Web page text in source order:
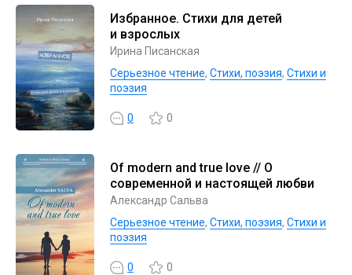
Избранное. Стихи для детей
и взрослых
Ирина Писанская
Серьезное чтение, Cтихи, поэзия, Стихи и
поэзия
0 0
Of modern and true love // О
современной и настоящей любви
Александр Сальва
Серьезное чтение, Cтихи, поэзия, Стихи и
поэзия
0 0